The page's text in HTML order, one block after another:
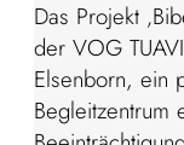
Das Projekt
der VOG
Elsenborn, ein
Begleitzentrum